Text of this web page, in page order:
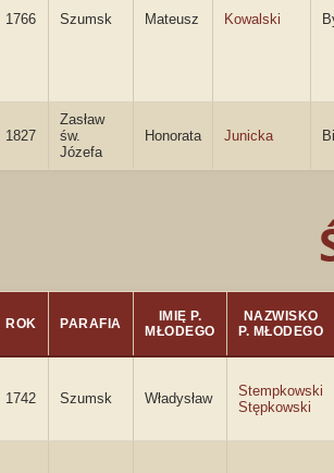
1766 Szumsk Mateusz Kowalski
1827
Zasław
św.
Józefa
Honorata Junicka
ROK PARAFIA
IMIĘ P.
MŁODEGO
NAZWISKO
P. MŁODEGO
1742 Szumsk Władysław
Stempkowski
Stępkowski